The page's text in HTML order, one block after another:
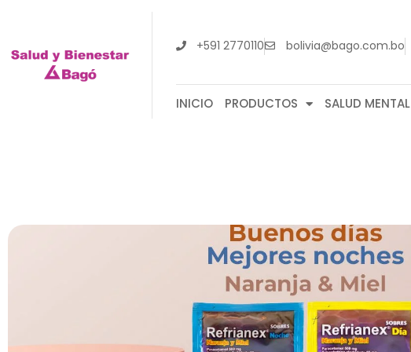
+591 2770110 bolivia@bago.com.bo
INICIO PRODUCTOS SALUD MENTAL